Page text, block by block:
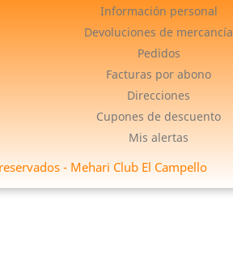
Información personal
Devoluciones de mercancía
Pedidos
Facturas por abono
Direcciones
Cupones de descuento
Mis alertas
- Mehari Club El Campello